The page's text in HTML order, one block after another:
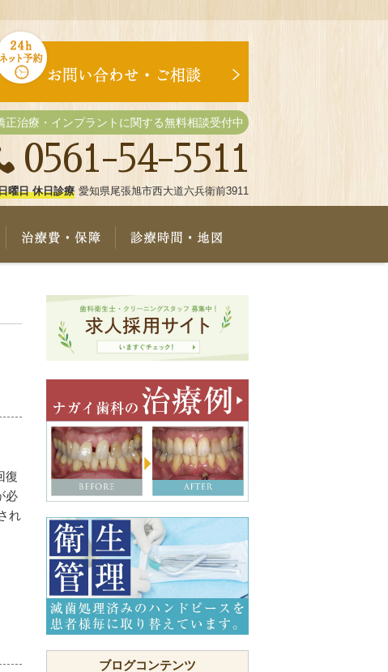
正治療・インプラントに関する無料相談受付中
0561-54-5511
曜日 休日診療 愛知県尾張旭市西大道六兵衛前3911
治療メニュー 治療費・保証
復
必
れ
ブログコンテンツ